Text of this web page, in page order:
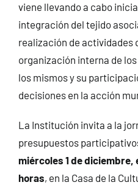
viene llevando a cabo
integración del tejido
realización de actividades
organización interna de
los mismos y su
decisiones en la acción
La Institución invita a la
presupuestos
miércoles 1 de diciembre,
horas, en la Casa de la